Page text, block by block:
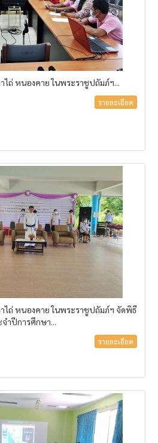
ไถ่ หนองคาย ในพระราชูปถัมภ์ฯ...
รายละเอียด
ไถ่ หนองคาย ในพระราชูปถัมภ์ฯ จัดพิธี
ำปีการศึกษา...
รายละเอียด